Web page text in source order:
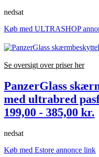
nedsat
Køb med ULTRASHOP
Se oversigt over priser her
PanzerGlass
med ultrabred
199,00 - 385,00 kr.
nedsat
Køb med Estore annonce link